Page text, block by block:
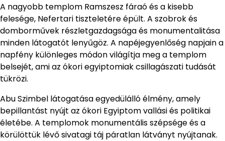
A nagyobb templom Ramszesz fáraó és a kisebb
felesége, Nefertari tiszteletére épült. A szobrok és
domborművek részletgazdagsága és monumentalitása
minden látogatót lenyűgöz. A napéjegyenlőség napjain a
napfény különleges módon világítja meg a templom
belsejét, ami az ókori egyiptomiak csillagászati tudását
tükrözi.
Abu Szimbel látogatása egyedülálló élmény, amely
bepillantást nyújt az ókori Egyiptom vallási és politikai
életébe. A templomok monumentális szépsége és a
körülöttük lévő sivatagi táj páratlan látványt nyújtanak.